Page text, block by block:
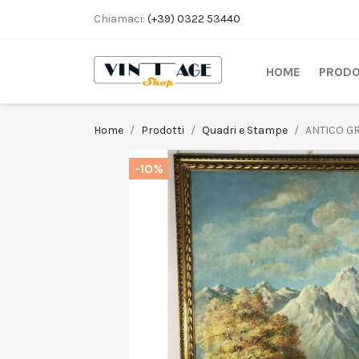
Chiamaci: (+39) 0322 53440
HOME
Home Prodotti Quadri e Stampe ANTICO
-10%